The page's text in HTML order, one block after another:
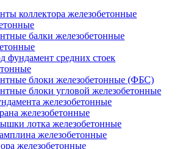
коллектора железобетонные
балки железобетонные
фундамент средних стоек
блоки железобетонные (ФБС)
блоки угловой железобетонные
железобетонные
железобетонные
лотка железобетонные
железобетонные
железобетонные